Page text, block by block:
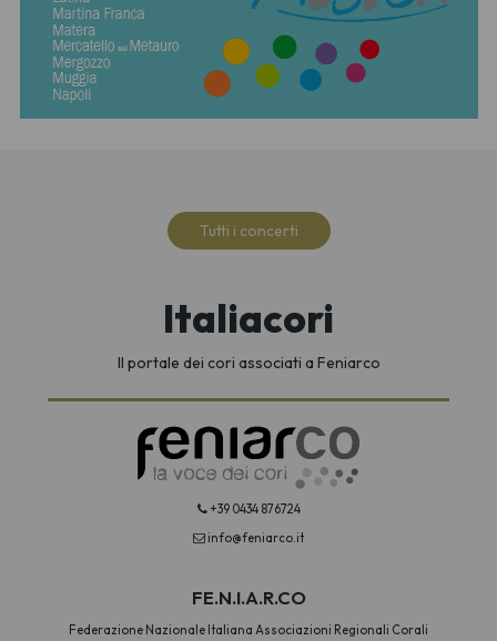
Tutti i concerti
Italiacori
Il portale dei cori associati a Feniarco
+39 0434 876724
info@feniarco.it
FE.N.I.A.R.CO
Federazione Nazionale Italiana Associazioni Regionali Corali